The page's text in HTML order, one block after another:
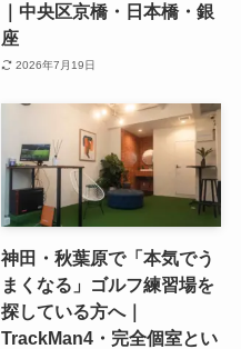
｜中央区京橋・日本橋・銀
座
2026年7月19日
神田・秋葉原で「本気でう
まくなる」ゴルフ練習場を
探している方へ｜
TrackMan4・完全個室とい